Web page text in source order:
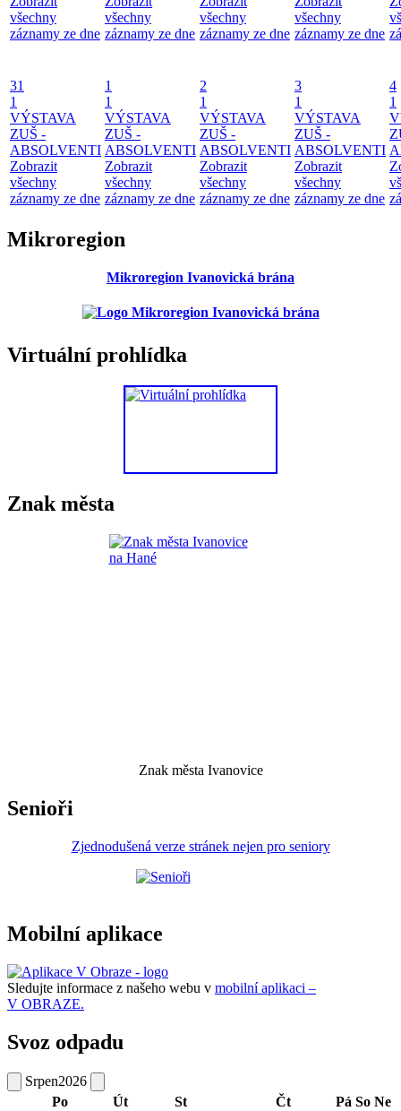
všechny
záznamy ze dne
všechny
záznamy ze dne
všechny
záznamy ze dne
všechny
záznamy ze dne
31
1
VÝSTAVA
ZUŠ -
ABSOLVENTI
Zobrazit
všechny
záznamy ze dne
1
1
VÝSTAVA
ZUŠ -
ABSOLVENTI
Zobrazit
všechny
záznamy ze dne
2
1
VÝSTAVA
ZUŠ -
ABSOLVENTI
Zobrazit
všechny
záznamy ze dne
3
1
VÝSTAVA
ZUŠ -
ABSOLVENTI
Zobrazit
všechny
záznamy ze dne
4
1
Mikroregion
Mikroregion Ivanovická brána
Virtuální prohlídka
Znak města
Znak města Ivanovice
Senioři
Zjednodušená verze stránek nejen pro seniory
Mobilní aplikace
Sledujte informace z našeho webu v mobilní aplikaci –
V OBRAZE.
Svoz odpadu
Srpen2026
Po
Út St Čt Pá So Ne